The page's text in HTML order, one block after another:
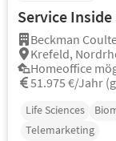
Service
Beckman
Krefeld,
Homeoffice
51.975 €/Jahr
Life Sciences
Telemarketing